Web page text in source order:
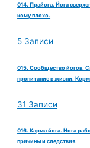
014. Прайога. Йога
кому плохо.
5 Записи
015. Сообщество йогов.
пропитание в жизни.
31 Записи
016. Карма йога. Йога
причины и следствия.